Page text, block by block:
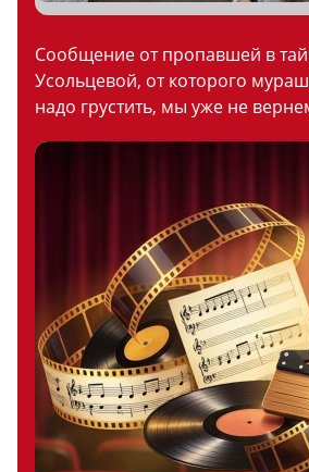
Сообщение от пропавшей в
Усольцевой, от которого
надо грустить, мы уже не